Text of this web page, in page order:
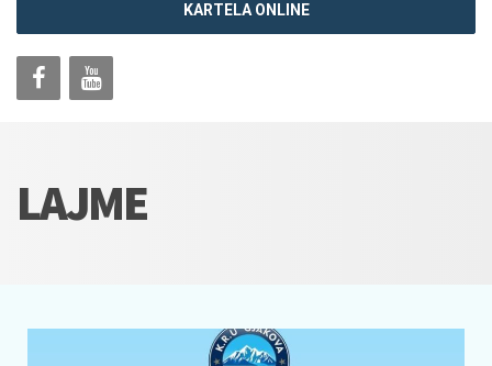
KARTELA ONLINE
LAJME